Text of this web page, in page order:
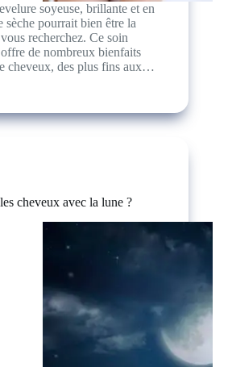
soyeuse, brillante et en
sèche pourrait bien être la
recherchez. Ce soin
de nombreux bienfaits
cheveux, des plus fins aux…
cheveux avec la lune ?